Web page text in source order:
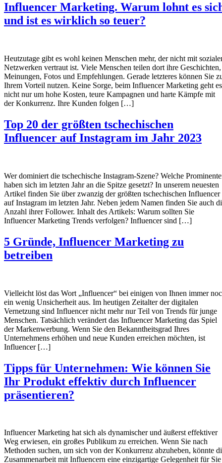
Influencer Marketing. Warum lohnt es
und ist es wirklich so teuer?
Heutzutage gibt es wohl keinen Menschen mehr, der nicht mit
Netzwerken vertraut ist. Viele Menschen teilen dort ihre Geschichten,
Meinungen, Fotos und Empfehlungen. Gerade letzteres können Sie
Ihrem Vorteil nutzen. Keine Sorge, beim Influencer Marketing geht es
nicht nur um hohe Kosten, teure Kampagnen und harte Kämpfe mit
der Konkurrenz. Ihre Kunden folgen […]
Top 20 der größten tschechischen
Influencer auf Instagram im Jahr 2023
Wer dominiert die tschechische Instagram-Szene? Welche
haben sich im letzten Jahr an die Spitze gesetzt? In unserem neuesten
Artikel finden Sie über zwanzig der größten tschechischen Influencer
auf Instagram im letzten Jahr. Neben jedem Namen finden Sie auch
Anzahl ihrer Follower. Inhalt des Artikels: Warum sollten Sie
Influencer Marketing Trends verfolgen? Influencer sind […]
5 Gründe, Influencer Marketing zu
betreiben
Vielleicht löst das Wort „Influencer“ bei einigen von Ihnen immer
ein wenig Unsicherheit aus. Im heutigen Zeitalter der digitalen
Vernetzung sind Influencer nicht mehr nur Teil von Trends für junge
Menschen. Tatsächlich verändert das Influencer Marketing das Spiel
der Markenwerbung. Wenn Sie den Bekanntheitsgrad Ihres
Unternehmens erhöhen und neue Kunden erreichen möchten, ist
Influencer […]
Tipps für Unternehmen: Wie können Sie
Ihr Produkt effektiv durch Influencer
präsentieren?
Influencer Marketing hat sich als dynamischer und äußerst effektiver
Weg erwiesen, ein großes Publikum zu erreichen. Wenn Sie nach
Methoden suchen, um sich von der Konkurrenz abzuheben, könnte
Zusammenarbeit mit Influencern eine einzigartige Gelegenheit für Sie